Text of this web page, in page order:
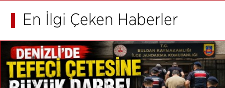
En İlgi Çeken Haberler